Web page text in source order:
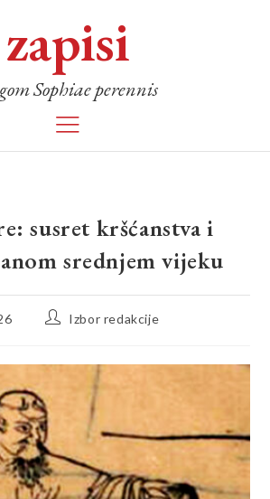
zapisi
Sophiae perennis
susret kršćanstva i
srednjem vijeku
Izbor redakcije